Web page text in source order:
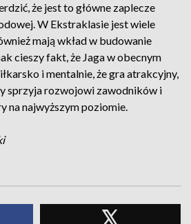
że jest to główne zaplecze
W Ekstraklasie jest wiele
mają wkład w budowanie
cieszy fakt, że Jaga w obecnym
i mentalnie, że gra atrakcyjny,
sprzyja rozwojowi zawodników i
na najwyższym poziomie.